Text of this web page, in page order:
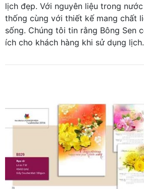
lịch đẹp. Với nguyên liệu trong
thống cùng với thiết kế mang chất
sống. Chúng tôi tin rằng Bông Sen
ích cho khách hàng khi sử dụng lịch.